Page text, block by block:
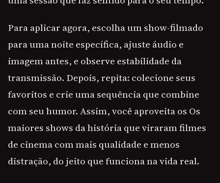
Para aplicar agora, escolha um show-filmado
para uma noite específica, ajuste áudio e
imagem antes, e observe estabilidade da
transmissão. Depois, repita: colecione seus
favoritos e crie uma sequência que combine
com seu humor. Assim, você aproveita os Os
maiores shows da história que viraram filmes
de cinema com mais qualidade e menos
distração, do jeito que funciona na vida real.